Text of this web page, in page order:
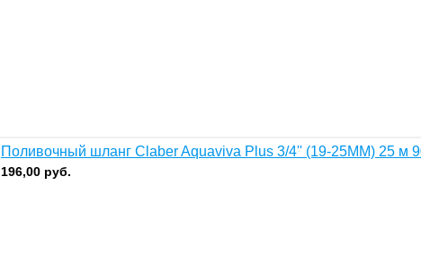
Поливочный шланг Claber Aquaviva Plus 3/4'' (19-25MM) 25 м
196,00 руб.